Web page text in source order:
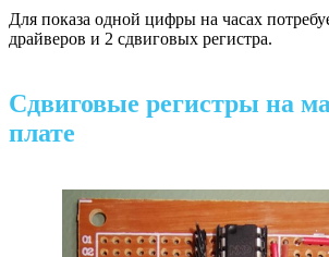
Для показа одной цифры на часах
драйверов и 2 сдвиговых регистра.
Сдвиговые регистры на
плате